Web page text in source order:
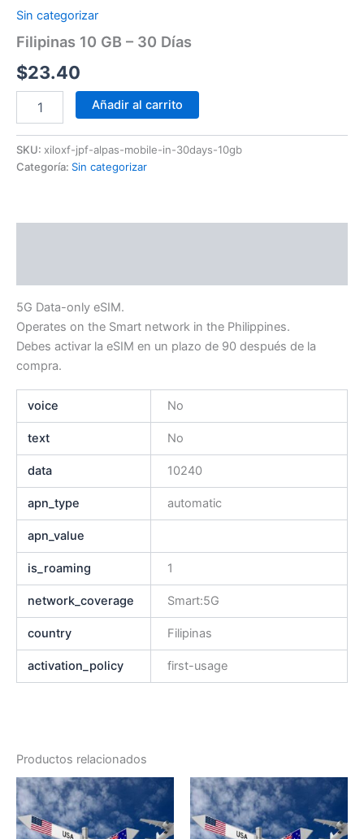
Sin categorizar
Filipinas 10 GB – 30 Días
$23.40
Añadir al carrito
SKU: xiloxf-jpf-alpas-mobile-in-30days-10gb
Categoría: Sin categorizar
5G Data-only eSIM.
Operates on the Smart network in the Philippines.
Debes activar la eSIM en un plazo de 90 después de la
compra.
voice No
text No
data 10240
apn_type automatic
apn_value
is_roaming 1
network_coverage Smart:5G
country Filipinas
activation_policy first-usage
Productos relacionados